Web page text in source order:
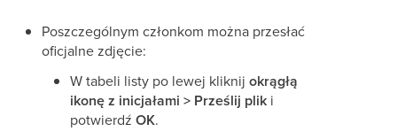
Poszczególnym członkom można przesłać
oficjalne zdjęcie:
W tabeli listy po lewej kliknij okrągłą
ikonę z inicjałami > Prześlij plik i
potwierdź OK.